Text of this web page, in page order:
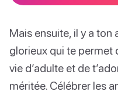
Mais ensuite, il y a ton
glorieux qui te permet
vie d’adulte et de
méritée. Célébrer les